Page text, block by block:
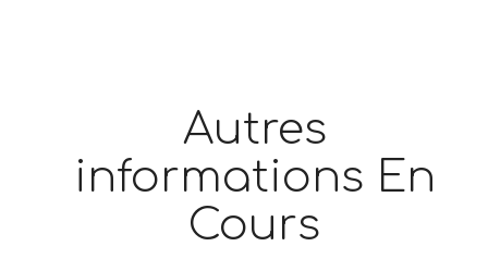
Autres
informations En
Cours